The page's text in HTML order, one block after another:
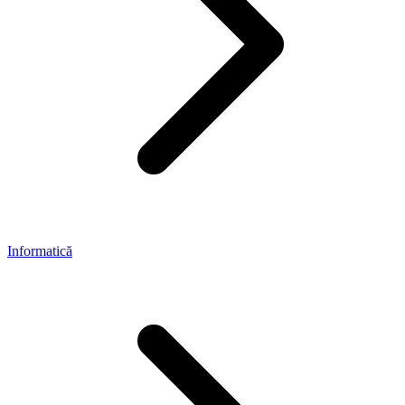
Informatică